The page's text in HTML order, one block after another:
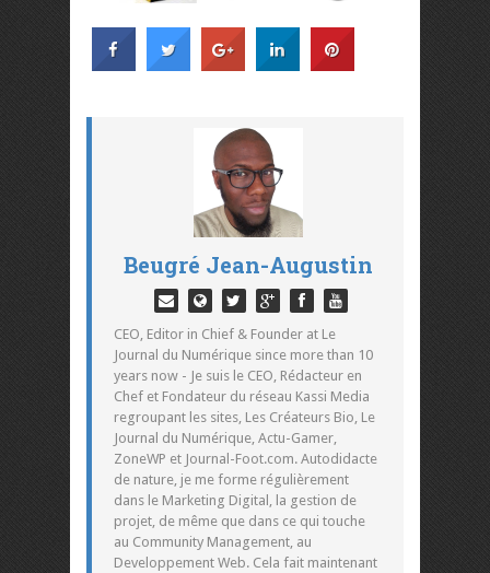
Beugré Jean-Augustin
CEO, Editor in Chief & Founder at Le
Journal du Numérique since more than 10
years now - Je suis le CEO, Rédacteur en
Chef et Fondateur du réseau Kassi Media
regroupant les sites, Les Créateurs Bio, Le
Journal du Numérique, Actu-Gamer,
ZoneWP et Journal-Foot.com. Autodidacte
de nature, je me forme régulièrement
dans le Marketing Digital, la gestion de
projet, de même que dans ce qui touche
au Community Management, au
Developpement Web. Cela fait maintenant